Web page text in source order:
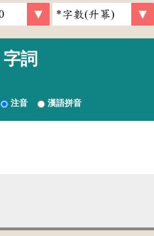
字詞
注音 漢語拼音